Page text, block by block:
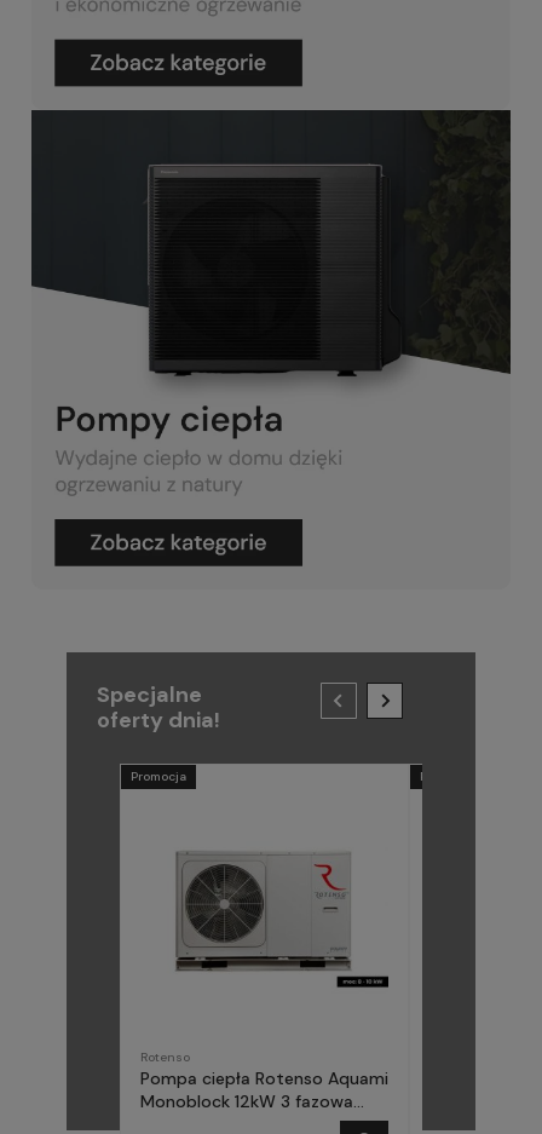
Specjalne
oferty dnia!
Rotenso
Pompa ciepła Rotenso Aquami
Monoblock 12kW 3 fazowa
Promocja Promocja